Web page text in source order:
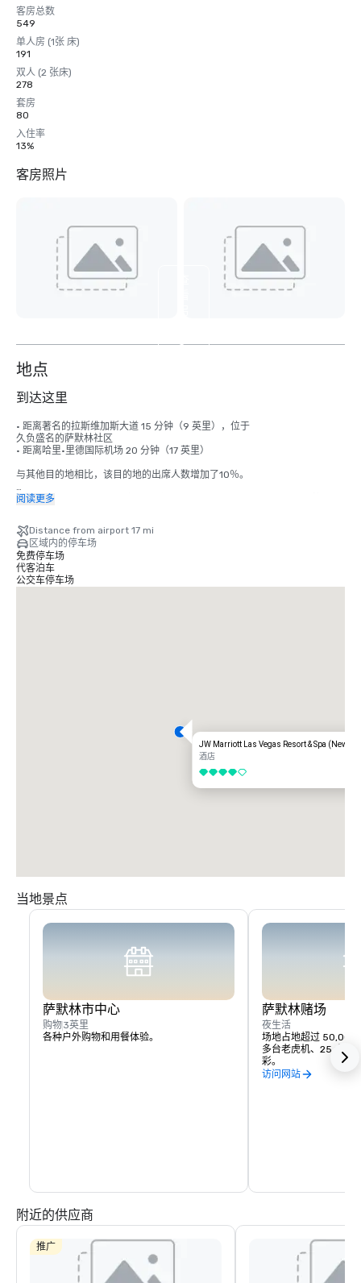
客房总数
549
单人房 (1张 床)
191
双人 (2 张床)
278
套房
80
入住率
13%
客房照片
3
地点
到达这里
• 距离著名的拉斯维加斯大道 15 分钟（9 英里），位于
久负盛名的萨默林社区
• 距离哈里·里德国际机场 20 分钟（17 英里）
与其他目的地相比，该目的地的出席人数增加了10％。
哈里·里德国际机场 (LAS) 提供前往 170 多个美国和国际目的地的直飞航班，
阅读更多
Distance from airport 17 mi
区域内的停车场
免费停车场
代客泊车
公交车停车场
JW Marriott Las Vegas Resort & Spa (Newly
酒店
4/5
当地景点
萨默林市中心
购物3英里
各种户外购物和用餐体验。
萨默林赌场
夜生活
场地占地超过 50,000
多台老虎机、25 个赌
彩。
访问网站
附近的供应商
推广